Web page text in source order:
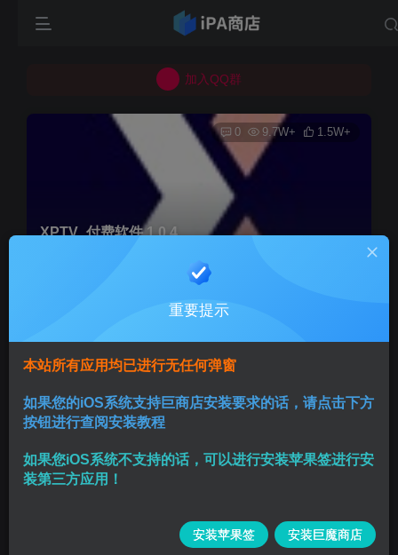
所有上传的应用 均已通过 严格的安全检测
加入QQ群
XPTV_付费软件 1.0.4
0 9.7W+ 1.5W+
支持VODCMSPANTMDB源播放器
美区AppStore付费软件, 需iOS16及以上系统使用, 好用
请支持正版
重要提示
本站所有应用均已进行无任何弹窗
如果您的iOS系统支持巨商店安装要求的话，请点击下方
按钮进行查阅安装教程
如果您iOS系统不支持的话，可以进行安装苹果签进行安
装第三方应用！
安装苹果签 安装巨魔商店